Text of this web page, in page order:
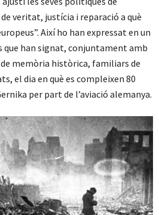
veritat, justícia i reparació a què
Així ho han expressat en un
han signat, conjuntament amb
memòria històrica, familiars de
el dia en què es compleixen 80
per part de l’aviació alemanya.